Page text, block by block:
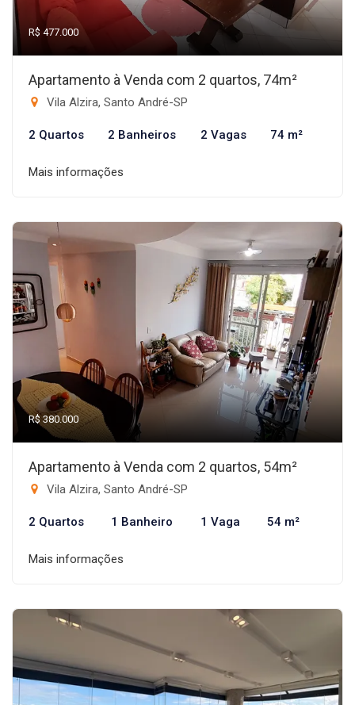
R$ 477.000
Apartamento à Venda com 2 quartos, 74m²
Vila Alzira, Santo André-SP
2 Quartos 2 Banheiros 2 Vagas 74 m²
Mais informações
R$ 380.000
Apartamento à Venda com 2 quartos, 54m²
Vila Alzira, Santo André-SP
2 Quartos 1 Banheiro 1 Vaga 54 m²
Mais informações